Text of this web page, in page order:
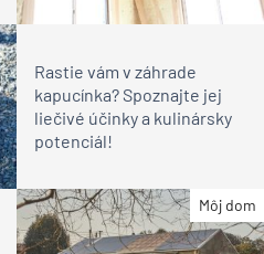
Rastie vám v záhrade
kapucínka? Spoznajte jej
liečivé účinky a kulinársky
potenciál!
Môj dom